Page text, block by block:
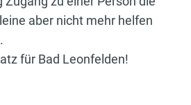
aber nicht mehr helfen
für Bad Leonfelden!